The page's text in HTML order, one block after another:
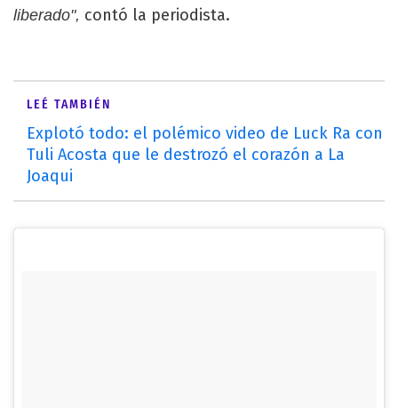
liberado", contó la periodista.
LEÉ TAMBIÉN
Explotó todo: el polémico video de Luck Ra con
Tuli Acosta que le destrozó el corazón a La
Joaqui